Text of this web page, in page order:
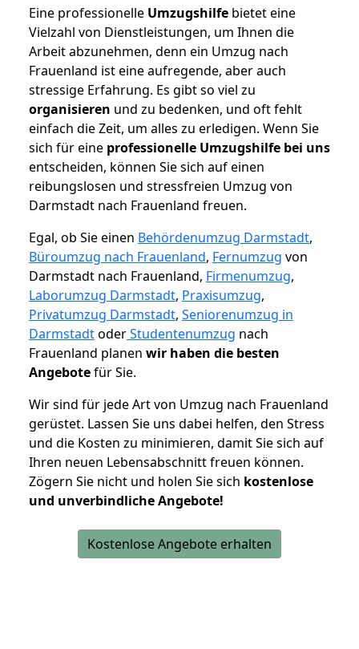
Eine professionelle Umzugshilfe bietet eine
Vielzahl von Dienstleistungen, um Ihnen die
Arbeit abzunehmen, denn ein Umzug nach
Frauenland ist eine aufregende, aber auch
stressige Erfahrung. Es gibt so viel zu
organisieren und zu bedenken, und oft fehlt
einfach die Zeit, um alles zu erledigen. Wenn Sie
sich für eine professionelle Umzugshilfe bei uns
entscheiden, können Sie sich auf einen
reibungslosen und stressfreien Umzug von
Darmstadt nach Frauenland freuen.
Egal, ob Sie einen Behördenumzug Darmstadt,
Büroumzug nach Frauenland, Fernumzug von
Darmstadt nach Frauenland, Firmenumzug,
Laborumzug Darmstadt, Praxisumzug,
Privatumzug Darmstadt, Seniorenumzug in
DarmstadtoderStudentenumzug nach
Frauenland planen wir haben die besten
Angebotefür Sie.
Wir sind für jede Art von Umzug nach Frauenland
gerüstet. Lassen Sie uns dabei helfen, den Stress
und die Kosten zu minimieren, damit Sie sich auf
Ihren neuen Lebensabschnitt freuen können.
Zögern Sie nicht und holen Sie sich kostenlose
und unverbindliche Angebote!
Kostenlose Angebote erhalten